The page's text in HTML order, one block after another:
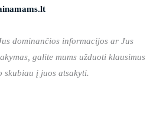
dominančios informacijos ar Jus
galite mums užduoti klausimus
skubiau į juos atsakyti.